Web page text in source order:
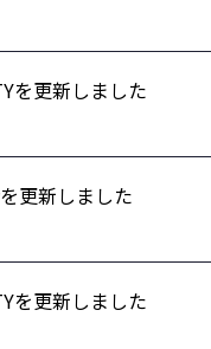
を更新しました
更新しました
を更新しました